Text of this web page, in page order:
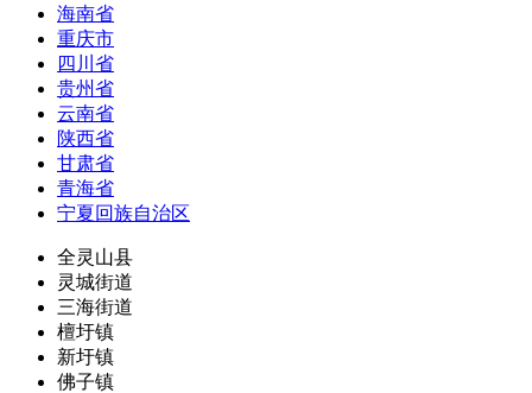
海南省
重庆市
四川省
贵州省
云南省
陕西省
甘肃省
青海省
宁夏回族自治区
全灵山县
灵城街道
三海街道
檀圩镇
新圩镇
佛子镇